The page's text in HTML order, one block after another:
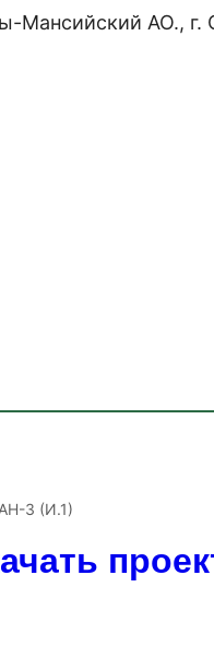
Мансийский АО., г.
3 (И.1)